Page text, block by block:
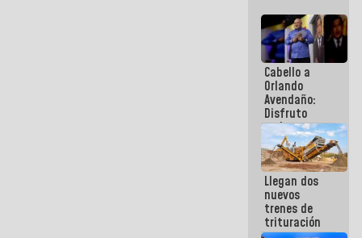
Cabello a
Orlando
Avendaño:
Disfruto
cada vez
que escribes
porque lo
que haces
es
embarrarla
Llegan dos
nuevos
trenes de
trituración